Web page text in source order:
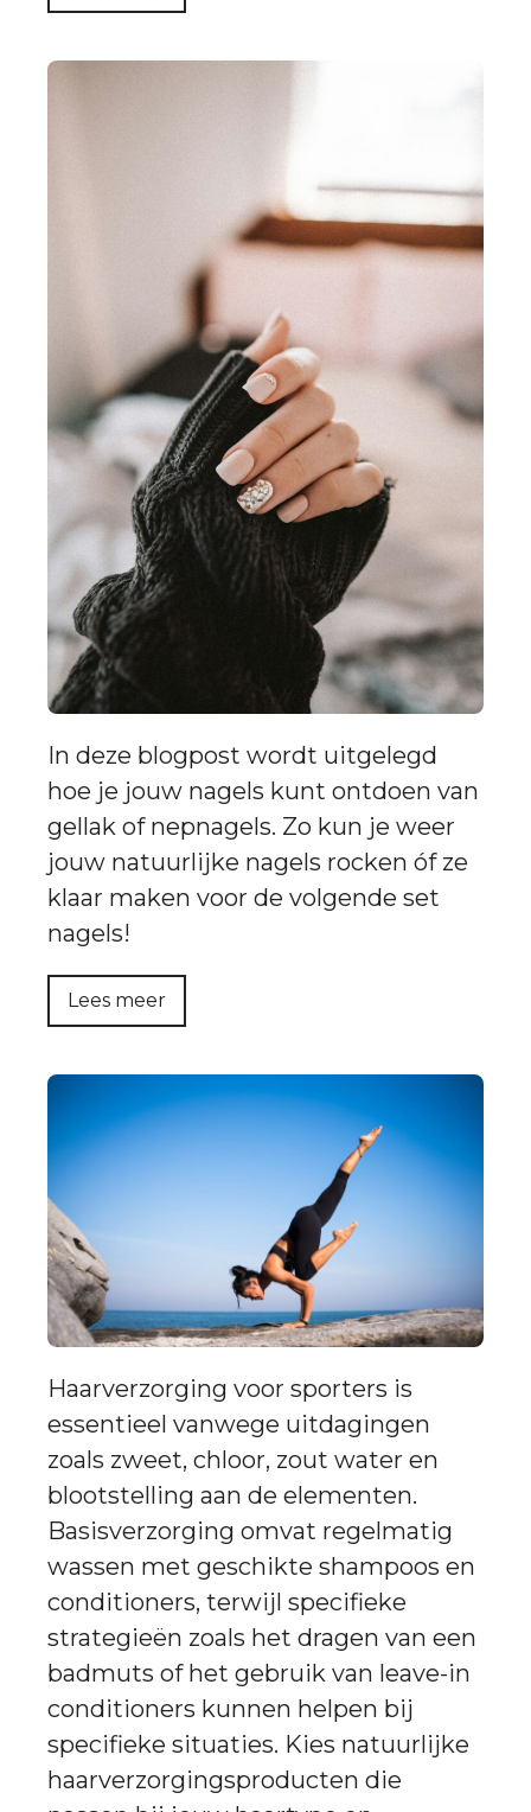
In deze blogpost wordt uitgelegd
hoe je jouw nagels kunt ontdoen van
gellak of nepnagels. Zo kun je weer
jouw natuurlijke nagels rocken óf ze
klaar maken voor de volgende set
nagels!
Lees meer
Haarverzorging voor sporters is
essentieel vanwege uitdagingen
zoals zweet, chloor, zout water en
blootstelling aan de elementen.
Basisverzorging omvat regelmatig
wassen met geschikte shampoos en
conditioners, terwijl specifieke
strategieën zoals het dragen van een
badmuts of het gebruik van leave-in
conditioners kunnen helpen bij
specifieke situaties. Kies natuurlijke
haarverzorgingsproducten die